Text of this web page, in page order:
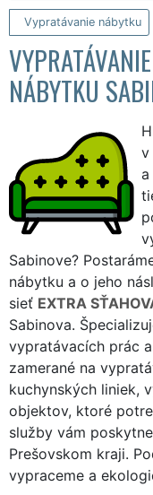
Vypratávanie nábytku
NÁBYTKU
v
Sabinove?
nábytku a o jeho
sieť EXTRA
Sabinova.
vypratávacích prác
zamerané na
kuchynských liniek,
objektov, ktoré
služby vám
Prešovskom kraji.
vypraceme a